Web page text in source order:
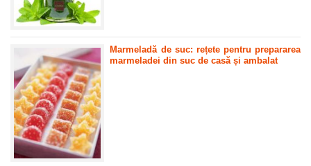
Marmeladă de suc: rețete pentru prepararea
marmeladei din suc de casă și ambalat